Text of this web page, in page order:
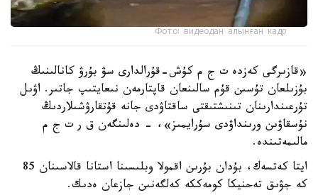
Фото: видеодан алынған кадр
«قازىرگى كەزدە ت ج م كۇش-قۇرالدارى سۋ بۇرۋ كانالىنىڭ
بۇزىلعان تۇسىن قۇم سالىنعان قاپتارمەن نىعايتىپ جاتىر. اۋىل
تۇرعىندارىنان تىنىشتىقتى ساقتاۋدى جانە قۇتقارۋشىلاردىڭ
نۇسقاۋىن ورىنداۋدى سۇرايمىز»، - دەلىنگەن ق ر ت ج م
مالىمەتىندە.
ايتا كەتسەك، بۇدان بۇرىن اقمولا وبلىسىنا استانا قالاسىنان 85
كە جۋىق تەحنيكا كومەككە كەلگەنىن جازعان ەدىك.